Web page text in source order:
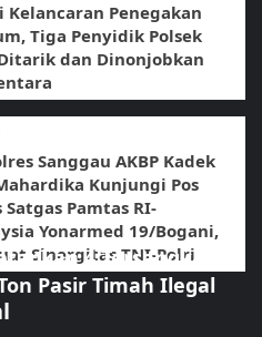
Kelancaran Penegakan
Tiga Penyidik Polsek
dan Dinonjobkan
Sanggau AKBP Kadek
Kunjungi Pos
Satgas Pamtas RI-
Yonarmed 19/Bogani,
Sinergitas TNI-Polri
4 Tersangka
Pasir Timah Ilegal